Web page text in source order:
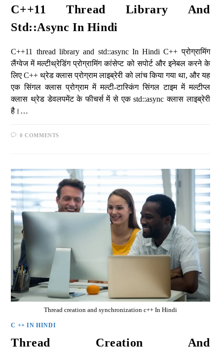
C++11 Thread Library And
Std::async In Hindi
C++11 thread library and std::async In Hindi C++ प्रोग्रामिंग
लैंग्वेज में मल्टीथ्रेडिंग प्रोग्रामिंग कांसेप्ट को सपोर्ट और इनेबल करने के
लिए C++ थ्रेड क्लास प्रोग्राम लाइब्रेरी को लांच किया गया था, और यह
एक सिंगल क्लास प्रोग्राम में मल्टी-टास्किंग सिंगल टाइम में मल्टीप्ल
क्लास थ्रेड डेवलपमेंट के फीचर्स में से एक std::async क्लास लाइब्रेरी
है।…
0 COMMENTS
Thread creation and synchronization c++ In Hindi
C ++ IN HINDI
Thread Creation And